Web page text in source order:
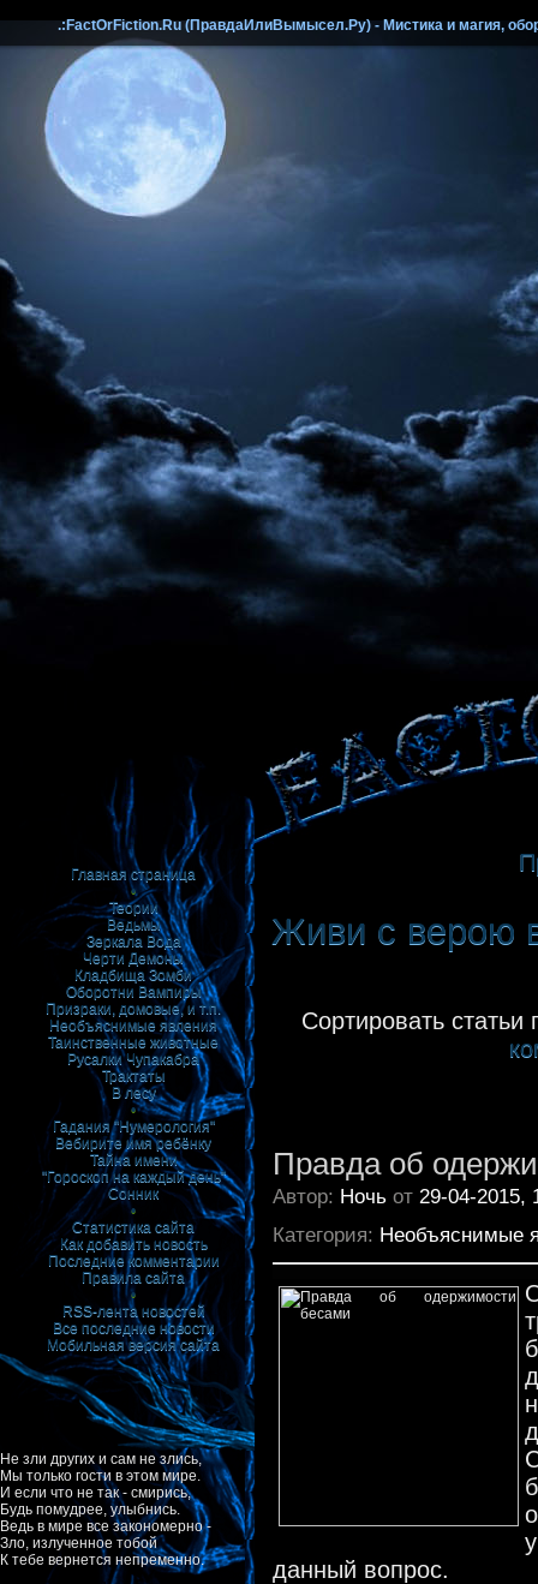
.:FactOrFiction.Ru (ПравдаИлиВымысел.Ру) - Мистика и магия,
Главная страница
•
Теории
Ведьмы
Зеркала Вода
Черти Демоны
Кладбища Зомби
Оборотни Вампиры
Призраки, домовые, и т.п.
Необъяснимые явления
Таинственные животные
Русалки Чупакабра
Трактаты
В лесу
•
Гадания "Нумерология"
Вебирите имя ребёнку
Тайна имени
"Гороскоп на каждый день"
Сонник
•
Статистика сайта
Как добавить новость
Последние комментарии
Правила сайта
•
RSS-лента новостей
Все последние новости
Мобильная версия сайта
Не зли других и сам не злись,
Мы только гости в этом мире.
И если что не так - смирись,
Будь помудрее, улыбнись.
Ведь в мире все закономерно -
Зло, излученное тобой
К тебе вернется непременно.
Живи с верою
Сортировать статьи
Правда об
Автор: Ночь от 29-04-2015,
Категория: Необъяснимые
данный вопрос.